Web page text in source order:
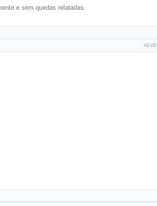
e sem quedas relatadas.